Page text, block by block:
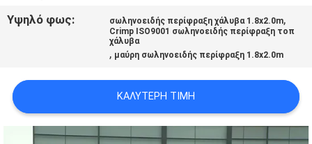
ΕΙΔΉΣΕΙΣ
Υψηλό φως: σωληνοειδής περίφραξη χάλυβα 1.8x2.0m,
Crimp ISO9001 σωληνοειδής περίφραξη τοπ
χάλυβα
, μαύρη σωληνοειδής περίφραξη 1.8x2.0m
ΚΑΛΎΤΕΡΗ ΤΙΜΉ